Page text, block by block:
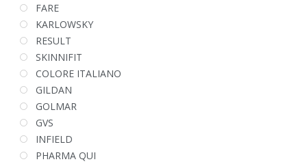
FARE
KARLOWSKY
RESULT
SKINNIFIT
COLORE ITALIANO
GILDAN
GOLMAR
GVS
INFIELD
PHARMA QUI